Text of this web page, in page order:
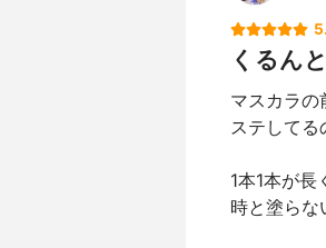
くるん
マスカラの
ステしてる
1本1本が
時と塗らな